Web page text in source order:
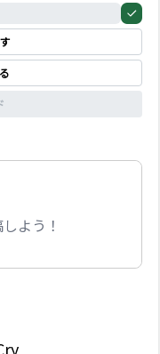
ュタインが愛するす
人々を殺そうと計
。
よう！